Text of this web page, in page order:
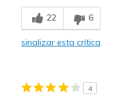
Contras
No Traction on bottom of shoe
22 6
sinalizar esta crítica
4